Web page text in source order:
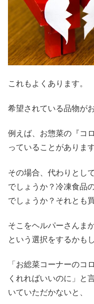
これもよくあります。
希望されている品物が
例えば、お惣菜の『コ
っていることがあります
その場合、代わりとし
でしょうか？冷凍食品
でしょうか？それとも
そこをヘルパーさんま
という選択をするかも
「お総菜コーナーのコ
くれればいいのに」と
いていただかないと、